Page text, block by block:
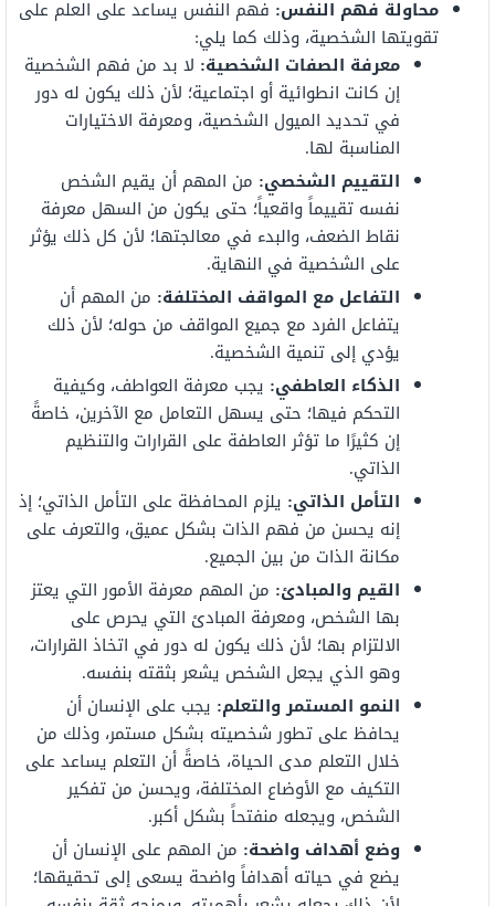
محاولة فهم النفس: فهم النفس يساعد على العلم على
تقويتها الشخصية، وذلك كما يلي:
معرفة الصفات الشخصية: لا بد من فهم الشخصية
إن كانت انطوائية أو اجتماعية؛ لأن ذلك يكون له دور
في تحديد الميول الشخصية، ومعرفة الاختيارات
المناسبة لها.
التقييم الشخصي: من المهم أن يقيم الشخص
نفسه تقييماً واقعياً؛ حتى يكون من السهل معرفة
نقاط الضعف، والبدء في معالجتها؛ لأن كل ذلك يؤثر
على الشخصية في النهاية.
التفاعل مع المواقف المختلفة: من المهم أن
يتفاعل الفرد مع جميع المواقف من حوله؛ لأن ذلك
يؤدي إلى تنمية الشخصية.
الذكاء العاطفي: يجب معرفة العواطف، وكيفية
التحكم فيها؛ حتى يسهل التعامل مع الآخرين، خاصةً
إن كثيرًا ما تؤثر العاطفة على القرارات والتنظيم
الذاتي.
التأمل الذاتي: يلزم المحافظة على التأمل الذاتي؛ إذ
إنه يحسن من فهم الذات بشكل عميق، والتعرف على
مكانة الذات من بين الجميع.
القيم والمبادئ: من المهم معرفة الأمور التي يعتز
بها الشخص، ومعرفة المبادئ التي يحرص على
الالتزام بها؛ لأن ذلك يكون له دور في اتخاذ القرارات،
وهو الذي يجعل الشخص يشعر بثقته بنفسه.
النمو المستمر والتعلم: يجب على الإنسان أن
يحافظ على تطور شخصيته بشكل مستمر، وذلك من
خلال التعلم مدى الحياة، خاصةً أن التعلم يساعد على
التكيف مع الأوضاع المختلفة، ويحسن من تفكير
الشخص، ويجعله منفتحاً بشكل أكبر.
وضع أهداف واضحة: من المهم على الإنسان أن
يضع في حياته أهدافاً واضحة يسعى إلى تحقيقها؛